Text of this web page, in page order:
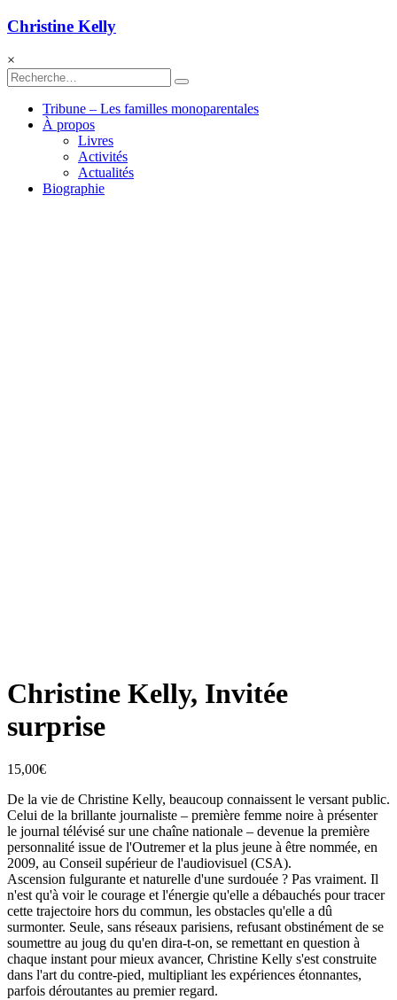
Christine Kelly
×
Tribune – Les familles monoparentales
À propos
Livres
Activités
Actualités
Biographie
Christine Kelly, Invitée
surprise
15,00€
De la vie de Christine Kelly, beaucoup connaissent le versant public.
Celui de la brillante journaliste – première femme noire à présenter
le journal télévisé sur une chaîne nationale – devenue la première
personnalité issue de l'Outremer et la plus jeune à être nommée, en
2009, au Conseil supérieur de l'audiovisuel (CSA).
Ascension fulgurante et naturelle d'une surdouée ? Pas vraiment. Il
n'est qu'à voir le courage et l'énergie qu'elle a débauchés pour tracer
cette trajectoire hors du commun, les obstacles qu'elle a dû
surmonter. Seule, sans réseaux parisiens, refusant obstinément de se
soumettre au joug du qu'en dira-t-on, se remettant en question à
chaque instant pour mieux avancer, Christine Kelly s'est construite
dans l'art du contre-pied, multipliant les expériences étonnantes,
parfois déroutantes au premier regard.